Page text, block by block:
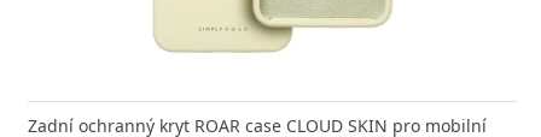
Zadní ochranný kryt ROAR case CLOUD SKIN pro mobilní